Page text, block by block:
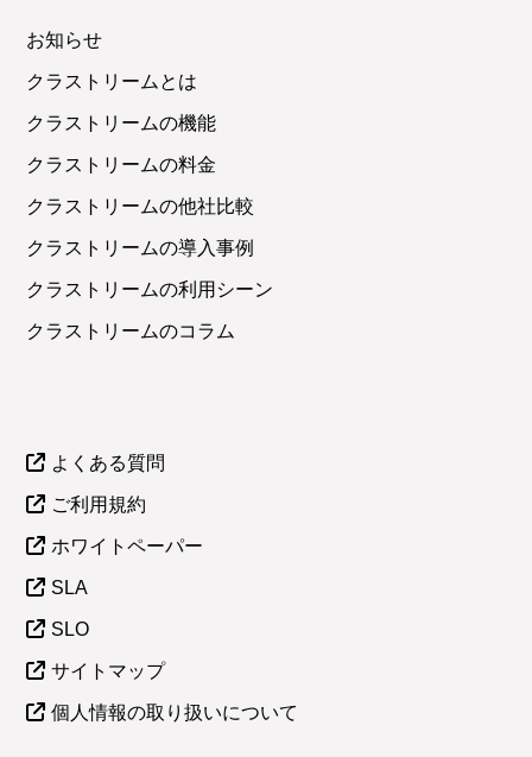
お知らせ
クラストリームとは
クラストリームの機能
クラストリームの料金
クラストリームの他社比較
クラストリームの導入事例
クラストリームの利用シーン
クラストリームのコラム
よくある質問
ご利用規約
ホワイトペーパー
SLA
SLO
サイトマップ
個人情報の取り扱いについて